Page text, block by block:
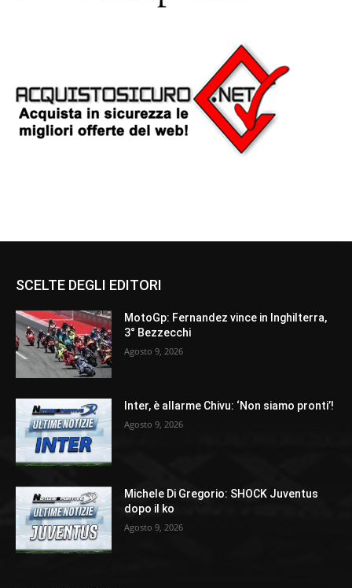
SCELTE DEGLI EDITORI
MotoGp: Fernandez vince in Inghilterra,
3° Bezzecchi
Agosto 9, 2026
Inter, è allarme Chivu: ‘Non siamo pronti’!
Agosto 9, 2026
Michele Di Gregorio: SHOCK Juventus
dopo il ko
Agosto 9, 2026